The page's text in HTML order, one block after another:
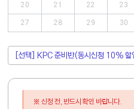
20 21 22 23
27 28 29 30
신청 전, 반드시 확인 바랍니다.